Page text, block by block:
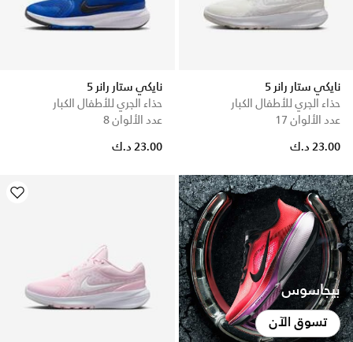
نايكي ستار رانر 5
حذاء الجري للأطفال الكبار
عدد الألوان 17
23.00 د.ك
نايكي ستار رانر 5
حذاء الجري للأطفال الكبار
عدد الألوان 8
23.00 د.ك
بيجاسوس
تسوق الآن